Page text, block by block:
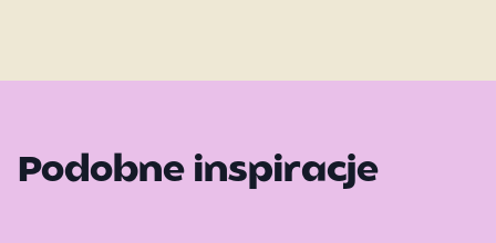
Podobne inspiracje